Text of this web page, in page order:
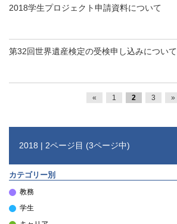
2018学生プロジェクト申請資料について
第32回世界遺産検定の受検申し込みについて
« 1 2 3 »
2018 | 2ページ目 (3ページ中)
カテゴリー別
教務
学生